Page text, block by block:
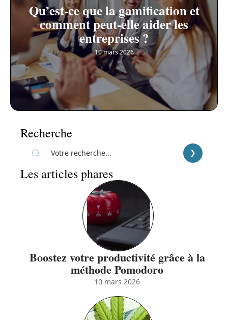
Qu’est-ce que la gamification et
comment peut-elle aider les
entreprises ?
10 mars 2026
Recherche
Les articles phares
Boostez votre productivité grâce à la
méthode Pomodoro
10 mars 2026